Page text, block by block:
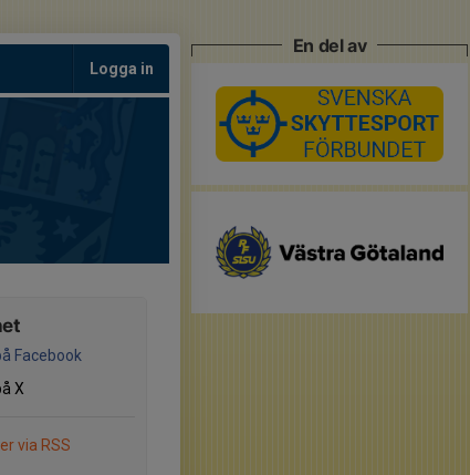
Logga in
Facebook
X
via RSS
En del av